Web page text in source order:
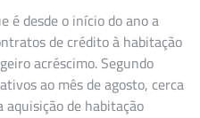
é desde o início do ano a
de crédito à habitação
acréscimo. Segundo
ao mês de agosto, cerca
aquisição de habitação